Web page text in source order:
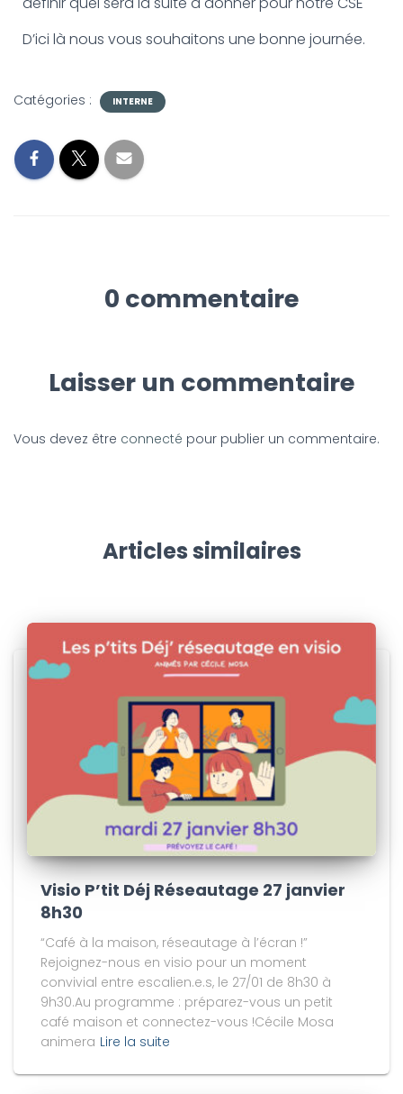
D’ici là nous vous souhaitons une bonne journée.
Catégories : INTERNE
0 commentaire
Laisser un commentaire
Vous devez être connecté pour publier un commentaire.
Articles similaires
Visio P’tit Déj Réseautage 27 janvier
8h30
“Café à la maison, réseautage à l’écran !”
Rejoignez-nous en visio pour un moment
convivial entre escalien.e.s, le 27/01 de 8h30 à
9h30.Au programme : préparez-vous un petit
café maison et connectez-vous !Cécile Mosa
animera Lire la suite